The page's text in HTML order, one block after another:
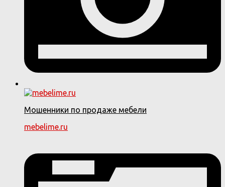
Мошенники по продаже мебели
mebelime.ru